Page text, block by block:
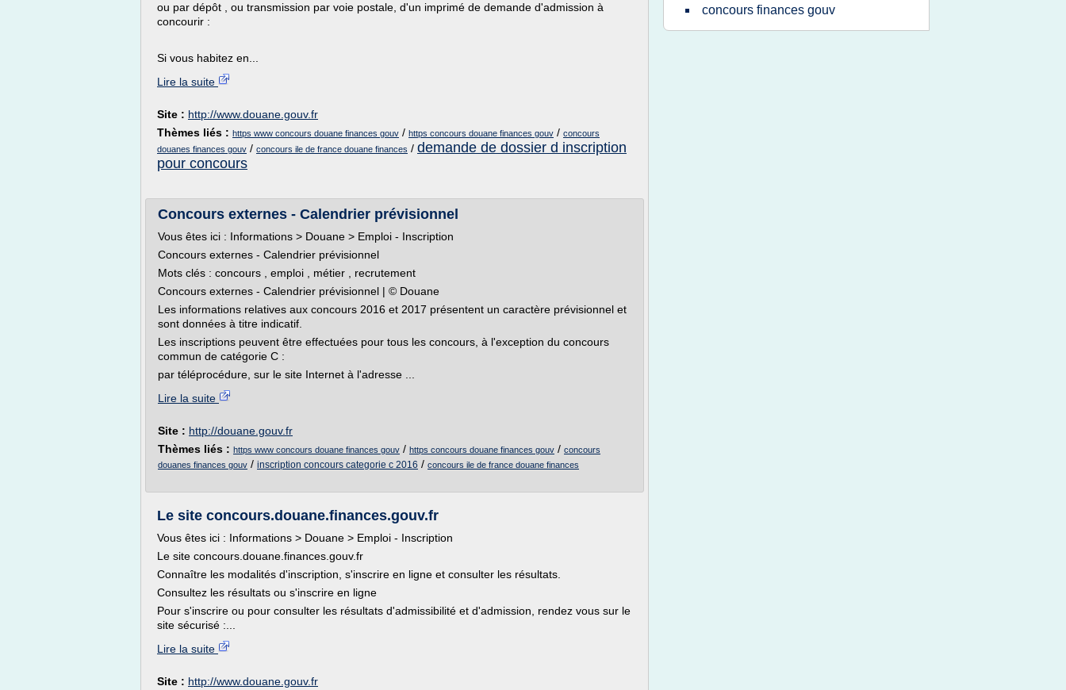
ou par dépôt , ou transmission par voie postale, d'un imprimé de demande d'admission à
concourir :
Si vous habitez en...
Lire la suite
Site : http://www.douane.gouv.fr
Thèmes liés : https www concours douane finances gouv / https concours douane finances gouv / concours
douanes finances gouv / concours ile de france douane finances / demande de dossier d inscription
pour concours
Concours externes - Calendrier prévisionnel
Vous êtes ici : Informations > Douane > Emploi - Inscription
Concours externes - Calendrier prévisionnel
Mots clés : concours , emploi , métier , recrutement
Concours externes - Calendrier prévisionnel | © Douane
Les informations relatives aux concours 2016 et 2017 présentent un caractère prévisionnel et
sont données à titre indicatif.
Les inscriptions peuvent être effectuées pour tous les concours, à l'exception du concours
commun de catégorie C :
par téléprocédure, sur le site Internet à l'adresse ...
Lire la suite
Site : http://douane.gouv.fr
Thèmes liés : https www concours douane finances gouv / https concours douane finances gouv / concours
douanes finances gouv / inscription concours categorie c 2016 / concours ile de france douane finances
Le site concours.douane.finances.gouv.fr
Vous êtes ici : Informations > Douane > Emploi - Inscription
Le site concours.douane.finances.gouv.fr
Connaître les modalités d'inscription, s'inscrire en ligne et consulter les résultats.
Consultez les résultats ou s'inscrire en ligne
Pour s'inscrire ou pour consulter les résultats d'admissibilité et d'admission, rendez vous sur le
site sécurisé :...
Lire la suite
Site : http://www.douane.gouv.fr
concours finances gouv